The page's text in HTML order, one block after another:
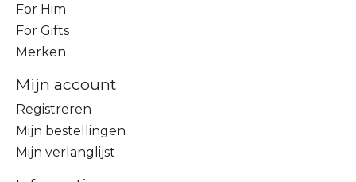
For Him
For Gifts
Merken
Mijn account
Registreren
Mijn bestellingen
Mijn verlanglijst